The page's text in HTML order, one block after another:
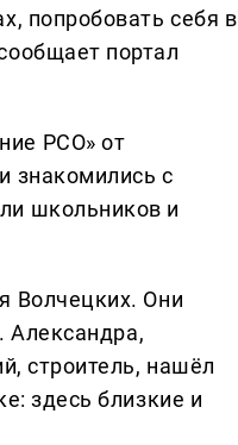
попробовать себя в
портал
РСО» от
знакомились с
школьников и
Волчецких. Они
Александра,
строитель, нашёл
здесь близкие и